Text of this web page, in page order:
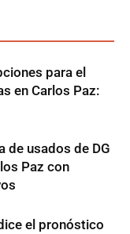
para el
en Carlos Paz:
de usados de DG
Paz con
el pronóstico